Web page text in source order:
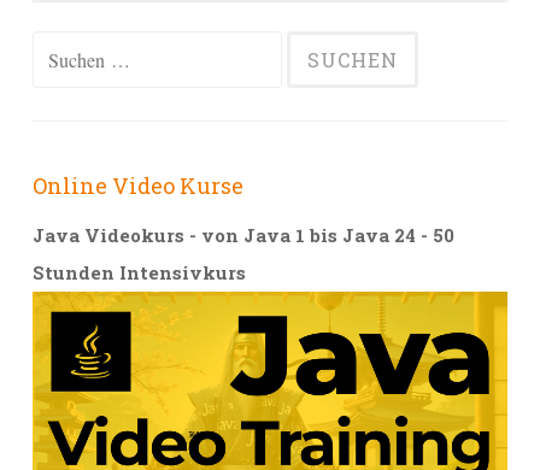
Suchen
Online Video Kurse
Java Videokurs - von Java 1 bis Java 24 - 50
Stunden Intensivkurs